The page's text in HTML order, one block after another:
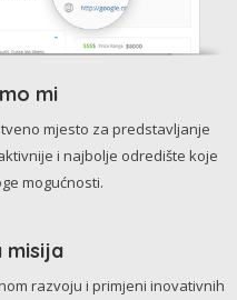
mi
mjesto za predstavljanje
i najbolje odredište koje
mogućnosti.
misija
razvoju i primjeni inovativnih